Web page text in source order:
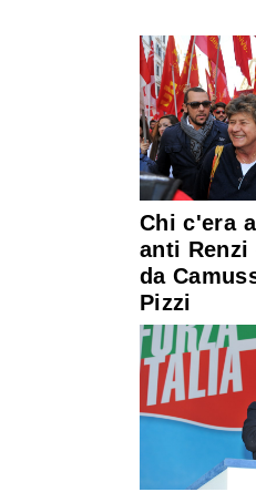
Chi c'era
anti Renzi
da
Pizzi